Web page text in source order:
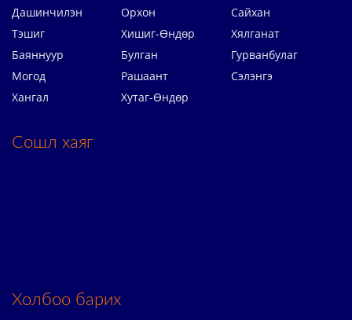
Дашинчилэн
Орхон
Сайхан
Тэшиг
Хишиг-Өндөр
Хялганат
Баяннуур
Булган
Гурванбулаг
Могод
Рашаант
Сэлэнгэ
Хангал
Хутаг-Өндөр
Сошл хаяг
Холбоо барих